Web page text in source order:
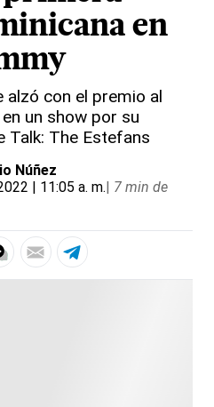
en
alzó con el premio al
un show por su
Talk: The Estefans
Núñez
| 11:05 a. m.| 7 min de